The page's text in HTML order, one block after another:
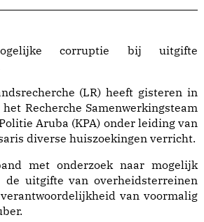
corruptie bij uitgifte
(LR) heeft gisteren in
Recherche Samenwerkingsteam
Aruba (KPA) onder leiding van
diverse huiszoekingen verricht.
met onderzoek naar mogelijk
uitgifte van overheidsterreinen
van voormalig